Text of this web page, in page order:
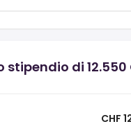
stipendio di 12.550
CHF